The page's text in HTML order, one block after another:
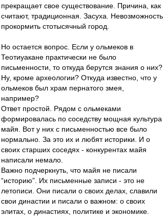
прекращает свое существование. Причина, как
считают, традиционная. Засуха. Невозможность
прокормить стотысячный город.
Но остается вопрос. Если у ольмеков в
Теотиуакане практически не было
письменности, то откуда берутся знания о них?
Ну, кроме археологии? Откуда известно, что у
ольмеков был храм пернатого змея,
например?
Ответ простой. Рядом с ольмеками
формировалась по соседству мощная культура
майя. Вот у них с письменностью все было
нормально. За это их и любят историки. И о
своих старших соседях - конкурентах майя
написали немало.
Важно подчеркнуть, что майя не писали
“историю”. Их письменные записи - это не
летописи. Они писали о своих делах, славили
свои династии и писали о важном: о своих
элитах, о династиях, политике и экономике.